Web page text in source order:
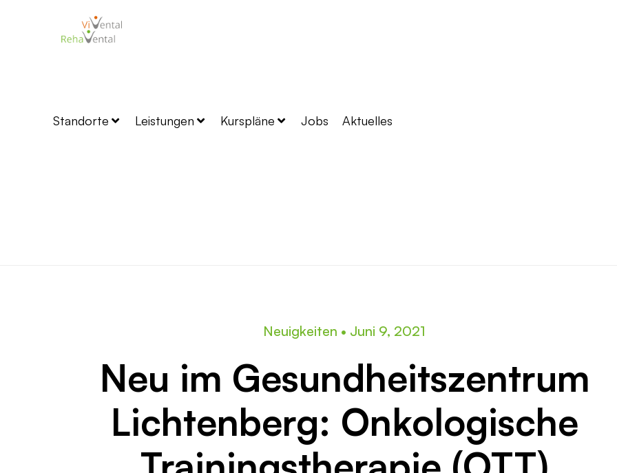
Standorte Leistungen Kurspläne Jobs Aktuelles
Neuigkeiten • Juni 9, 2021
Neu im Gesundheitszentrum
Lichtenberg: Onkologische